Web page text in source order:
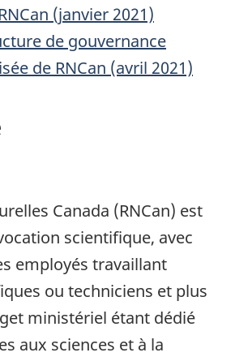
(janvier 2021)
de gouvernance
de RNCan (avril 2021)
Canada (RNCan) est
scientifique, avec
employés travaillant
ou techniciens et plus
ministériel étant dédié
aux sciences et à la